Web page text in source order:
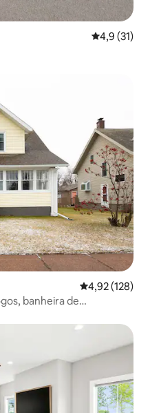
4,9 de uma
4,9 (31)
4,92 de uma
4,92 (128)
banheira de
hóspedes